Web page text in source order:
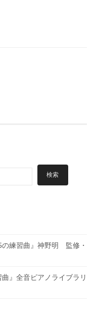
検索
練習曲』神野明 監修・
』全音ピアノライブラリ